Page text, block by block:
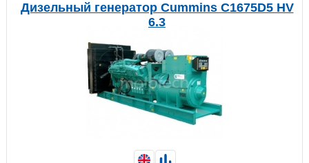
Дизельный генератор Cummins C1675D5 HV
6.3